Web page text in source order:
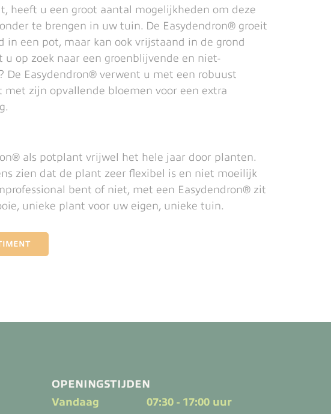
heeft u een groot aantal mogelijkheden om deze
te brengen in uw tuin. De Easydendron® groeit
in een pot, maar kan ook vrijstaand in de grond
u op zoek naar een groenblijvende en niet-
De Easydendron® verwent u met een robuust
met zijn opvallende bloemen voor een extra
als potplant vrijwel het hele jaar door planten.
zien dat de plant zeer flexibel is en niet moeilijk
bent of niet, met een Easydendron® zit
unieke plant voor uw eigen, unieke tuin.
OPENINGSTIJDEN
Vandaag
07:30 - 17:00 uur